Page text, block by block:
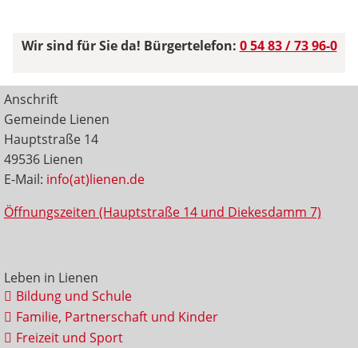
Wir sind für Sie da! Bürgertelefon: 0 54 83 / 73 96-0
Anschrift
Gemeinde Lienen
Hauptstraße 14
49536 Lienen
E-Mail: info(at)lienen.de
Öffnungszeiten (Hauptstraße 14 und Diekesdamm 7)
Leben in Lienen
Bildung und Schule
Familie, Partnerschaft und Kinder
Freizeit und Sport